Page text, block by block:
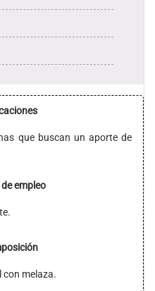
que buscan un aporte de
empleo
con melaza.